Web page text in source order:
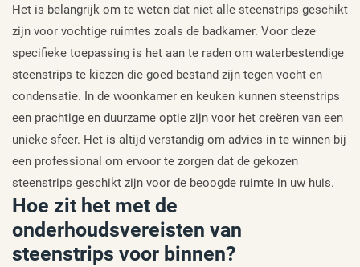
Het is belangrijk om te weten dat niet alle steenstrips geschikt
zijn voor vochtige ruimtes zoals de badkamer. Voor deze
specifieke toepassing is het aan te raden om waterbestendige
steenstrips te kiezen die goed bestand zijn tegen vocht en
condensatie. In de woonkamer en keuken kunnen steenstrips
een prachtige en duurzame optie zijn voor het creëren van een
unieke sfeer. Het is altijd verstandig om advies in te winnen bij
een professional om ervoor te zorgen dat de gekozen
steenstrips geschikt zijn voor de beoogde ruimte in uw huis.
Hoe zit het met de
onderhoudsvereisten van
steenstrips voor binnen?